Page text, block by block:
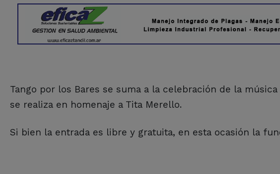
Tango por los Bares se suma a la celebración de la
se realiza en homenaje a Tita Merello.
Si bien la entrada es libre y gratuita, en esta ocasión la